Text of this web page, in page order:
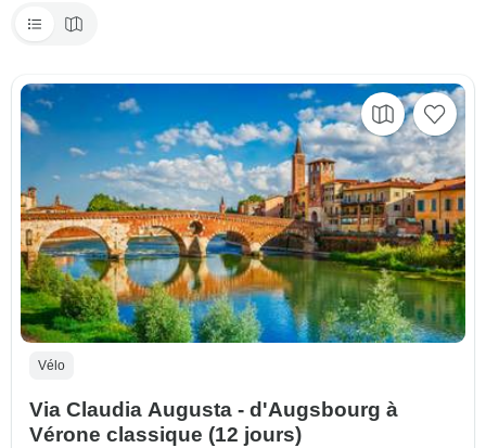
Vélo
Via Claudia Augusta - d'Augsbourg à
Vérone classique (12 jours)